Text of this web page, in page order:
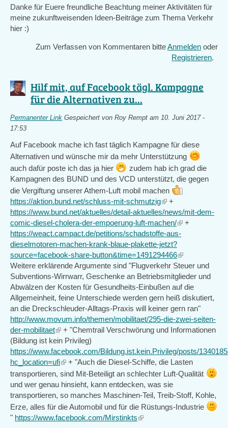
Danke für Euere freundliche Beachtung meiner Aktivitäten für
meine zukunftweisenden Ideen-Beiträge zum Thema Verkehr
hier :)
Zum Verfassen von Kommentaren bitteAnmelden oder
Registrieren.
Hilf mit, auf Facebook tägl. Kampagne
für die Alternativen zu...
Permanenter Link Gespeichert von Roy Rempt am 10. Juni 2017 -
17:53
Auf Facebook mache ich fast täglich Kampagne für diese
Alternativen und wünsche mir da mehr Unterstützung
auch dafür poste ich das ja hier
zudem hab ich grad die
Kampagnen des BUND und des VCD unterstützt, die gegen
die Vergiftung unserer Athem-Luft mobil machen
https://aktion.bund.net/schluss-mit-schmutzig(link
is
external)
+
https://www.bund.net/aktuelles/detail-aktuelles/news/mit-dem-
comic-diesel-cholera-der-empoerung-luft-machen/(link
is
external)
+
https://weact.campact.de/petitions/schadstoffe-aus-
dieselmotoren-machen-krank-blaue-plakette-jetzt?
source=facebook-share-button&time=1491294466(link
is
external)
Weitere erklärende Argumente sind "Flugverkehr Steuer und
Subventions-Wirrwarr, Geschenke an Betriebsmitglieder und
Abwälzen der Kosten für Gesundheits-Einbußen auf die
Allgemeinheit, feine Unterschiede werden gern heiß diskutiert,
an die Dreckschleuder-Alltags-Praxis will keiner gern ran"
http://www.movum.info/themen/mobilitaet/295-die-zwei-seiten-
der-mobilitaet(link
is
external)
+ "Chemtrail Verschwörung und Informationen
(Bildung ist kein Privileg)
https://www.facebook.com/Bildung.ist.kein.Privileg/posts/
hc_location=ufi(link
is
external)
+ "Auch die Diesel-Schiffe, die Lasten
transportieren, sind Mit-Beteiligt an schlechter Luft-Qualität
und wer genau hinsieht, kann entdecken, was sie
transportieren, so manches Maschinen-Teil, Treib-Stoff, Kohle,
Erze, alles für die Automobil und für die Rüstungs-Industrie
" https://www.facebook.com/Mirstinkts(link